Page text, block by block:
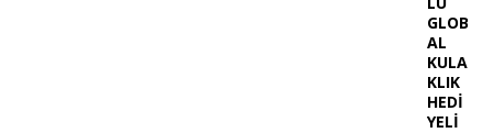
GLOB
AL
KULA
KLIK
HEDİ
YELİ